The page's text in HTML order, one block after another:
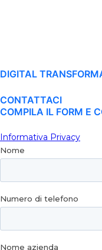
DIGITAL
CONTATTACI
COMPILA IL FORM E